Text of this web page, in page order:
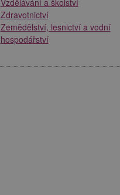
Zdravotnictví
Zemědělství, lesnictví a vodní
hospodářství